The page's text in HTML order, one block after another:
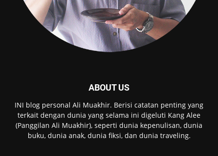
ABOUT US
INI blog personal Ali Muakhir. Berisi catatan penting yang
terkait dengan dunia yang selama ini digeluti Kang Alee
(Panggilan Ali Muakhir), seperti dunia kepenulisan, dunia
buku, dunia anak, dunia fiksi, dan dunia traveling.